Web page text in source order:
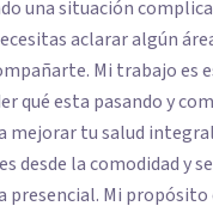
una situación
aclarar algún
Mi trabajo es
qué esta pasando y
mejorar tu salud
desde la comodidad y
es brindar un